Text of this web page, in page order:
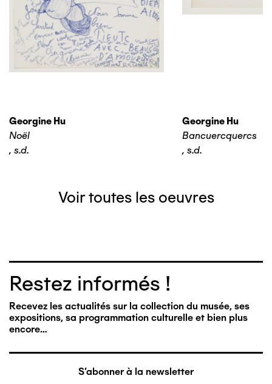
Georgine Hu
Noël
, s.d.
Georgine Hu
Bancuercquercs
, s.d.
Voir toutes les oeuvres
Restez informés !
Recevez les actualités sur la collection du musée, ses
expositions, sa programmation culturelle et bien plus
encore…
S'abonner à la newsletter